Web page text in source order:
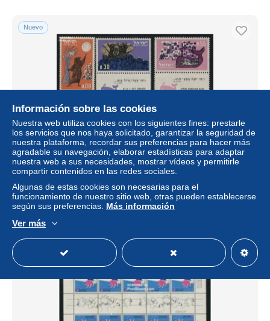
Nuevo
Israel 1963 New year 3v, Mint NH, Nature - Religion - Sea
Mammals - Bible Texts
± 3,24 US$
Estatus
Información sobre las cookies
Nuestra web utiliza cookies con los siguientes fines: prestarle
los servicios que nos haya solicitado, garantizar la seguridad de
nuestra plataforma, recordar sus preferencias para hacer más
agradable su navegación, elaborar estadísticas para adaptar
nuestra web a sus necesidades, mostrar vídeos y permitirle
compartir contenidos en las redes sociales.
Algunas de estas cookies son necesarias para el
funcionamiento de nuestro sitio web, otras pueden establecerse
según sus preferencias. Más información
Ver más